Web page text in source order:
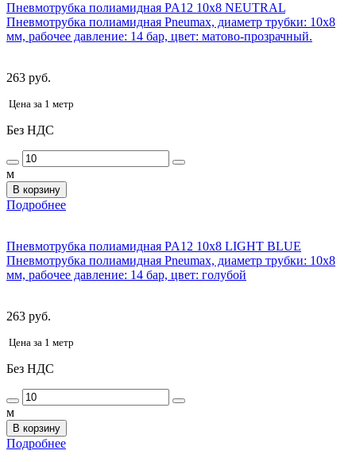
Пневмотрубка полиамидная PA12 10x8 NEUTRAL
Пневмотрубка полиамидная Pneumax, диаметр трубки: 10х8
мм, рабочее давление: 14 бар, цвет: матово-прозрачный.
263 руб.
Цена за 1 метр
Без НДС
м
В корзину
Подробнее
Пневмотрубка полиамидная PA12 10x8 LIGHT BLUE
Пневмотрубка полиамидная Pneumax, диаметр трубки: 10х8
мм, рабочее давление: 14 бар, цвет: голубой
263 руб.
Цена за 1 метр
Без НДС
м
В корзину
Подробнее